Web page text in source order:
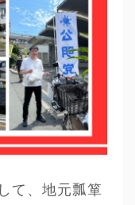
て、地元瓢箪